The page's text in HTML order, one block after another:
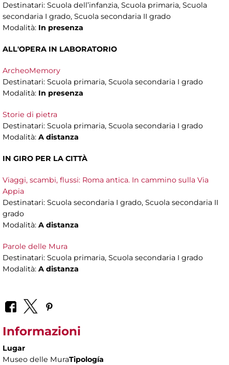
Destinatari: Scuola dell’infanzia, Scuola primaria, Scuola
secondaria I grado, Scuola secondaria II grado
Modalità: In presenza
ALL'OPERA IN LABORATORIO
ArcheoMemory
Destinatari: Scuola primaria, Scuola secondaria I grado
Modalità: In presenza
Storie di pietra
Destinatari: Scuola primaria, Scuola secondaria I grado
Modalità: A distanza
IN GIRO PER LA CITTÀ
Viaggi, scambi, flussi: Roma antica. In cammino sulla Via
Appia
Destinatari: Scuola secondaria I grado, Scuola secondaria II
grado
Modalità: A distanza
Parole delle Mura
Destinatari: Scuola primaria, Scuola secondaria I grado
Modalità: A distanza
Informazioni
Lugar
Museo delle MuraTipología